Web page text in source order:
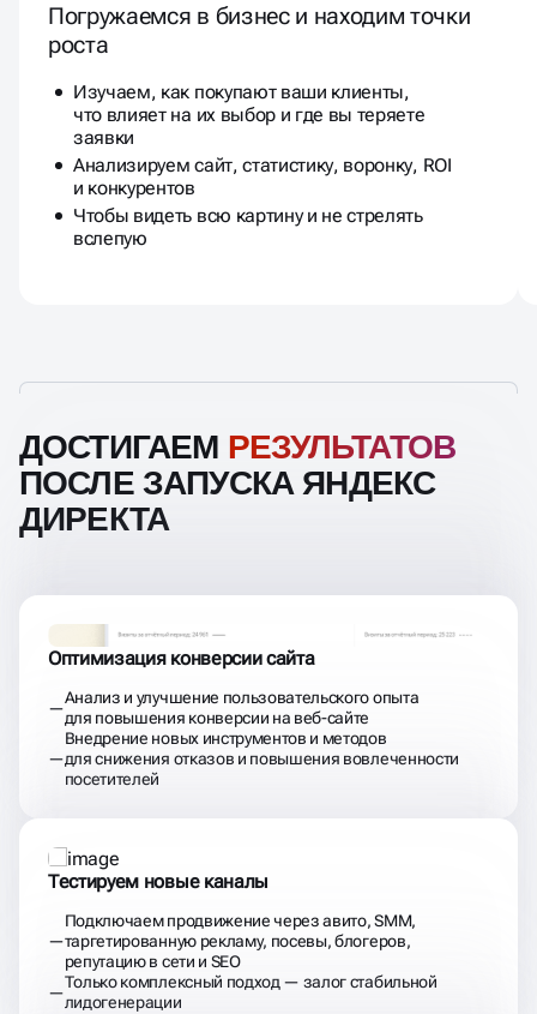
Погружаемся в бизнес и находим точки
роста
Изучаем, как покупают ваши клиенты,
что влияет на их выбор и где вы теряете
заявки
Анализируем сайт, статистику, воронку, ROI
и конкурентов
Чтобы видеть всю картину и не стрелять
вслепую
ДОСТИГАЕМ РЕЗУЛЬТАТОВ
ПОСЛЕ ЗАПУСКА ЯНДЕКС
ДИРЕКТА
Оптимизация конверсии сайта
Анализ и улучшение пользовательского опыта
для повышения конверсии на веб-сайте
Внедрение новых инструментов и методов
для снижения отказов и повышения вовлеченности
посетителей
Тестируем новые каналы
Подключаем продвижение через авито, SMM,
таргетированную рекламу, посевы, блогеров,
репутацию в сети и SEO
Только комплексный подход — залог стабильной
лидогенерации